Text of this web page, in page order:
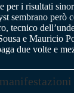
i risultati
sembrano
tecnico
e
due volte e